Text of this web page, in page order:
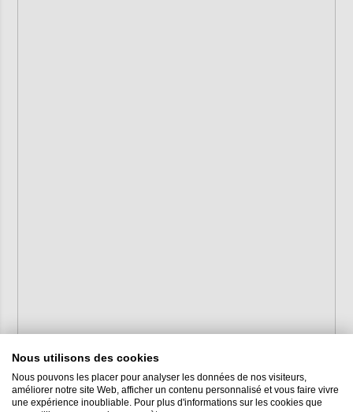
Nous utilisons des cookies
Nous pouvons les placer pour analyser les données de nos visiteurs,
améliorer notre site Web, afficher un contenu personnalisé et vous faire vivre
une expérience inoubliable. Pour plus d'informations sur les cookies que